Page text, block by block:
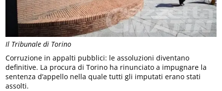
Il Tribunale di Torino
Corruzione in appalti pubblici: le assoluzioni diventano
definitive. La procura di Torino ha rinunciato a impugnare la
sentenza d’appello nella quale tutti gli imputati erano stati
assolti.